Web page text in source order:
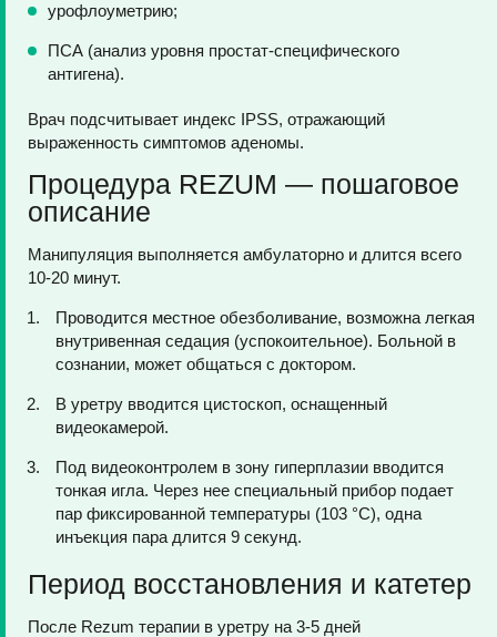
урофлоуметрию;
ПСА (анализ уровня простат-специфического
антигена).
Врач подсчитывает индекс IPSS, отражающий
выраженность симптомов аденомы.
Процедура REZUM — пошаговое
описание
Манипуляция выполняется амбулаторно и длится всего
10-20 минут.
Проводится местное обезболивание, возможна легкая
внутривенная седация (успокоительное). Больной в
сознании, может общаться с доктором.
В уретру вводится цистоскоп, оснащенный
видеокамерой.
Под видеоконтролем в зону гиперплазии вводится
тонкая игла. Через нее специальный прибор подает
пар фиксированной температуры (103 °C), одна
инъекция пара длится 9 секунд.
Период восстановления и катетер
После Rezum терапии в уретру на 3-5 дней